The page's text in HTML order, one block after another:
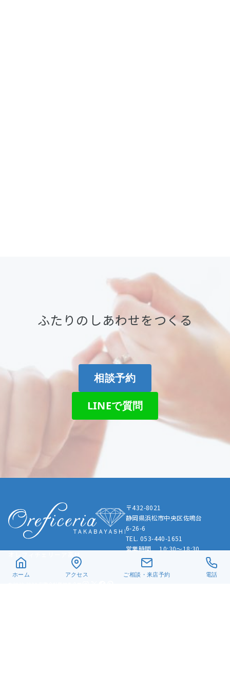
ふたりのしあわせをつくる
相談予約
LINEで質問
〒432-8021
静岡県浜松市中央区佐鳴台
6-26-6
TEL. 053-440-1651
営業時間 10:30～18:30
ホーム アクセス ご相談・来店予約 電話